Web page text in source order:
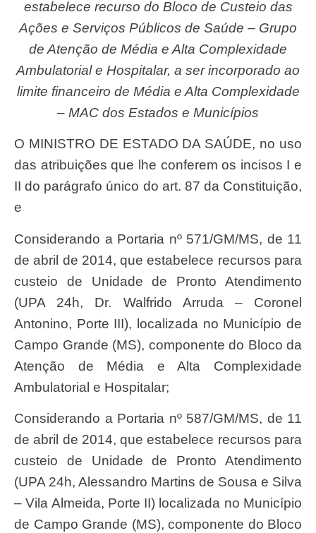
estabelece recurso do Bloco de Custeio das
Ações e Serviços Públicos de Saúde – Grupo
de Atenção de Média e Alta Complexidade
Ambulatorial e Hospitalar, a ser incorporado ao
limite financeiro de Média e Alta Complexidade
– MAC dos Estados e Municípios
O MINISTRO DE ESTADO DA SAÚDE, no uso
das atribuições que lhe conferem os incisos I e
II do parágrafo único do art. 87 da Constituição,
e
Considerando a Portaria nº 571/GM/MS, de 11
de abril de 2014, que estabelece recursos para
custeio de Unidade de Pronto Atendimento
(UPA 24h, Dr. Walfrido Arruda – Coronel
Antonino, Porte III), localizada no Município de
Campo Grande (MS), componente do Bloco da
Atenção de Média e Alta Complexidade
Ambulatorial e Hospitalar;
Considerando a Portaria nº 587/GM/MS, de 11
de abril de 2014, que estabelece recursos para
custeio de Unidade de Pronto Atendimento
(UPA 24h, Alessandro Martins de Sousa e Silva
– Vila Almeida, Porte II) localizada no Município
de Campo Grande (MS), componente do Bloco